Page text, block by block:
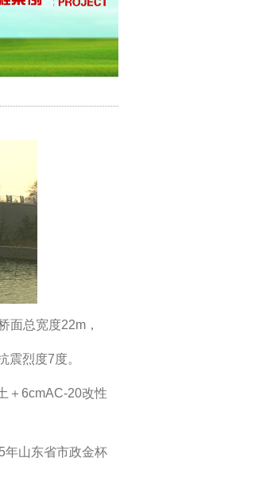
面总宽度22m，
烈度7度。
＋6cmAC-20改性
年山东省市政金杯